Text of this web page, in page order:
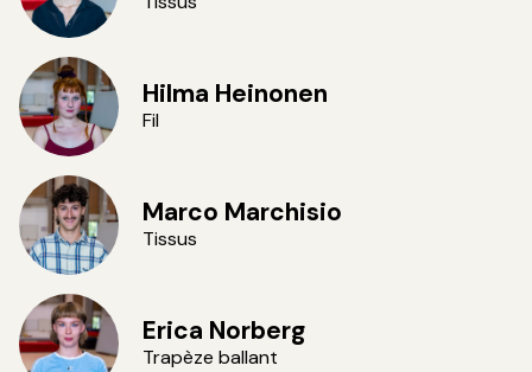
©VincentVDH
©VincentVDH
Hilma Heinonen
Fil
©VincentVDH
Marco Marchisio
Tissus
Erica Norberg
Trapèze ballant